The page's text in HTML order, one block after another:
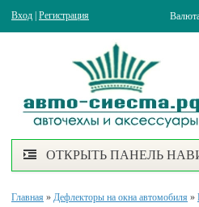
Вход Регистрация
ОТКРЫТЬ ПАНЕЛЬ
Главная » Дефлекторы на окна автомобиля »